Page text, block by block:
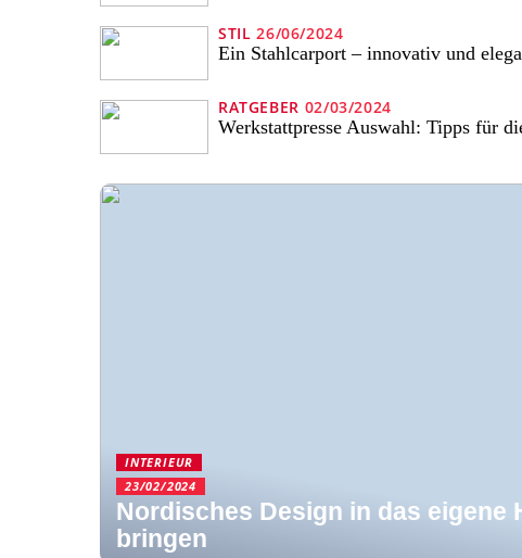
STIL 26/06/2024
Ein Stahlcarport – innovativ und
RATGEBER 02/03/2024
Werkstattpresse Auswahl: Tipps für
INTERIEUR
23/02/2024
Nordisches Design in das eigene
bringen